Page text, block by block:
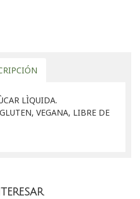
LÌQUIDA.
VEGANA, LIBRE DE